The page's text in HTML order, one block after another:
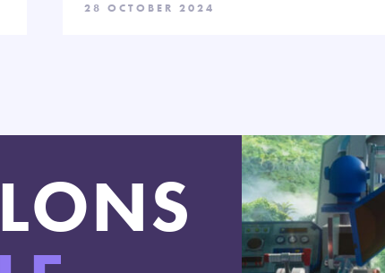
28 OCTOBER 2024